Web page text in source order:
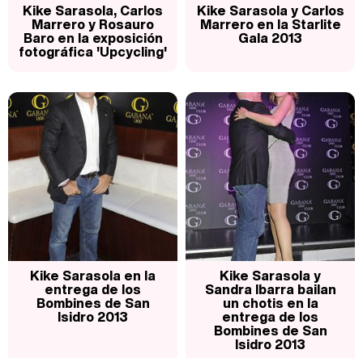
Kike Sarasola, Carlos
Marrero y Rosauro
Baro en la exposición
fotográfica 'Upcycling'
Kike Sarasola y Carlos
Marrero en la Starlite
Gala 2013
Kike Sarasola en la
entrega de los
Bombines de San
Isidro 2013
Kike Sarasola y
Sandra Ibarra bailan
un chotis en la
entrega de los
Bombines de San
Isidro 2013